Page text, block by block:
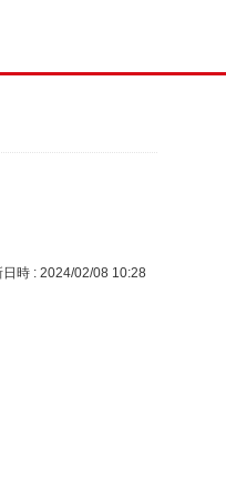
日時 : 2024/02/08 10:28